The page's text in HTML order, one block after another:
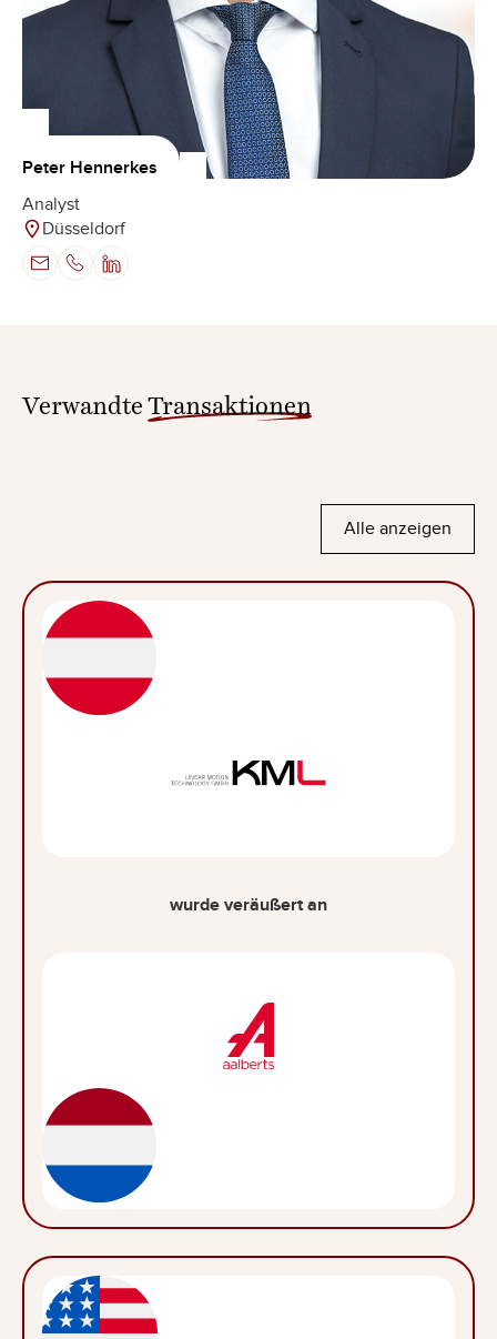
Peter Hennerkes
Analyst
Düsseldorf
Verwandte Transaktionen
Alle anzeigen
wurde veräußert an